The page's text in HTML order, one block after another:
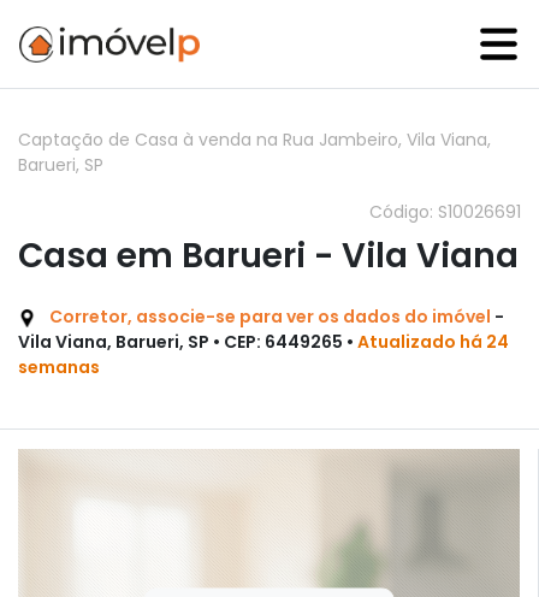
Captação de Casa à venda na Rua Jambeiro, Vila Viana,
Barueri, SP
Código: S10026691
Casa em Barueri - Vila Viana
Corretor, associe-se para ver os dados do imóvel -
Vila Viana, Barueri, SP • CEP: 6449265 • Atualizado há 24
semanas